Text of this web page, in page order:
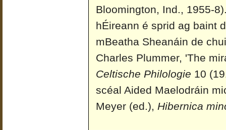
Bloomington, Ind., 1955-
hÉireann é sprid ag baint
mBeatha Sheanáin de
Charles Plummer, 'The
Celtische Philologie 10
scéal Aided Maelodráin
Meyer (ed.), Hibernica